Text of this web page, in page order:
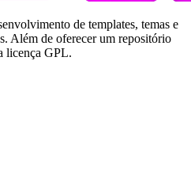
de templates, temas e
Além de oferecer um repositório
licença GPL.